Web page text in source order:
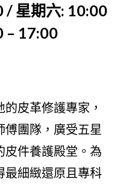
/ 星期六: 10:00
– 17:00
皮革修護專家，
傅團隊，廣受五星
皮件養護殿堂。為
最細緻還原且專科